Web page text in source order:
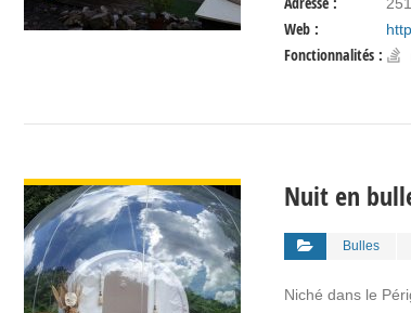
Web :
Fonctionnalités :
Nuit en
Bulles
Niché dans le